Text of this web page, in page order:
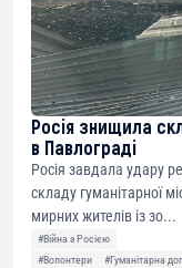
Росія знищила
в Павлограді
Росія завдала удару
складу гуманітарної
мирних жителів із зо...
#Війна з Росією
#Волонтери
#Гуманітарна